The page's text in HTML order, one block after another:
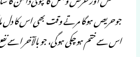
جوحریص ہوگا مرتے وقت بھی اس کا دل
اس سے ختم ہوچکی ہوگی، جو بالآخر اسے